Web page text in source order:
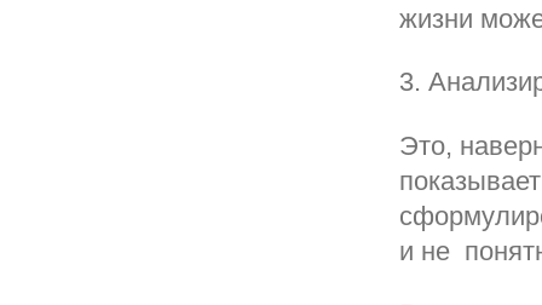
жизни
3.
Это,
и не